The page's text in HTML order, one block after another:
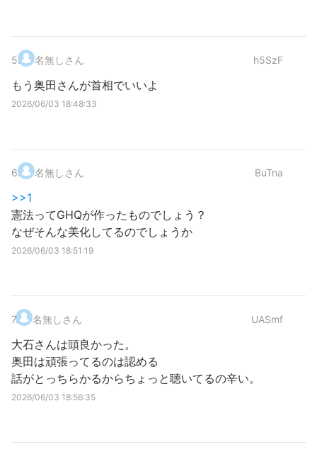
5. 名無しさん h5SzF
もう奥田さんが首相でいいよ
2026/06/03 18:48:33
6. 名無しさん BuTna
>>1
憲法ってGHQが作ったものでしょう？
なぜそんな美化してるのでしょうか
2026/06/03 18:51:19
7. 名無しさん UASmf
大石さんは頭良かった。
奥田は頑張ってるのは認める
話がとっちらかるからちょっと聴いてるの辛い。
2026/06/03 18:56:35